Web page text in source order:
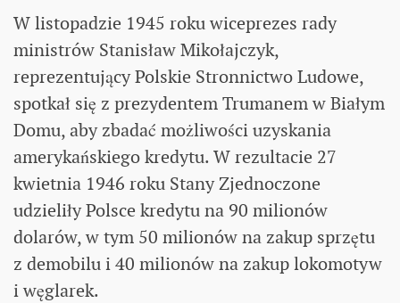
W listopadzie 1945 roku wiceprezes rady
ministrów Stanisław Mikołajczyk,
reprezentujący Polskie Stronnictwo Ludowe,
spotkał się z prezydentem Trumanem w Białym
Domu, aby zbadać możliwości uzyskania
amerykańskiego kredytu. W rezultacie 27
kwietnia 1946 roku Stany Zjednoczone
udzieliły Polsce kredytu na 90 milionów
dolarów, w tym 50 milionów na zakup sprzętu
z demobilu i 40 milionów na zakup lokomotyw
i węglarek.